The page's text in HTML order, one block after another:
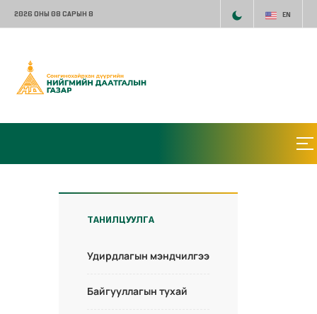
2026 ОНЫ 08 САРЫН 8 EN
ТАНИЛЦУУЛГА
Удирдлагын мэндчилгээ
Байгууллагын тухай